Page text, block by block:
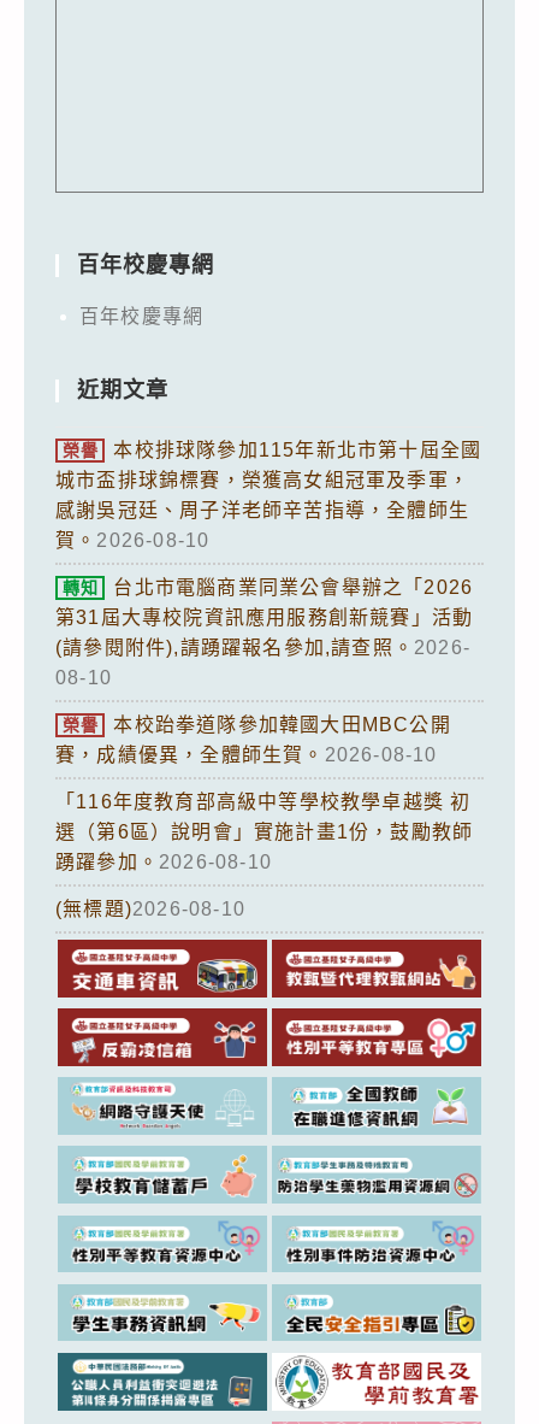
百年校慶專網
百年校慶專網
近期文章
榮譽
本校排球隊參加115年新北市第十屆全國
城市盃排球錦標賽，榮獲高女組冠軍及季軍，
感謝吳冠廷、周子洋老師辛苦指導，全體師生
賀。 2026-08-10
轉知
台北市電腦商業同業公會舉辦之「2026
第31屆大專校院資訊應用服務創新競賽」活動
(請參閱附件),請踴躍報名參加,請查照。 2026-
08-10
榮譽
本校跆拳道隊參加韓國大田MBC公開
賽，成績優異，全體師生賀。 2026-08-10
「116年度教育部高級中等學校教學卓越獎 初
選（第6區）說明會」實施計畫1份，鼓勵教師
踴躍參加。 2026-08-10
(無標題)2026-08-10